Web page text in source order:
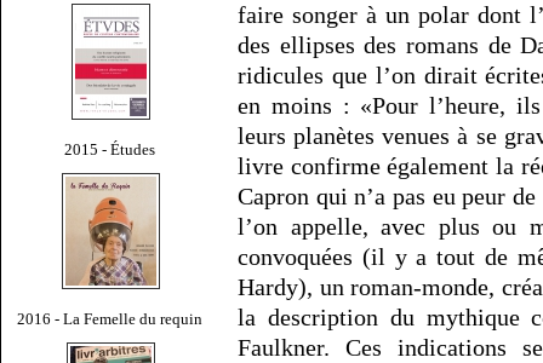
2015 - Études
2016 - La Femelle du requin
faire songer à un polar dont
des ellipses des romans de
ridicules que l’on dirait
en moins : «Pour l’heure,
leurs planètes venues à se
livre confirme également la
Capron qui n’a pas eu peur
l’on appelle, avec plus ou
convoquées (il y a tout de
Hardy), un roman-monde,
la description du mythique
Faulkner. Ces indications